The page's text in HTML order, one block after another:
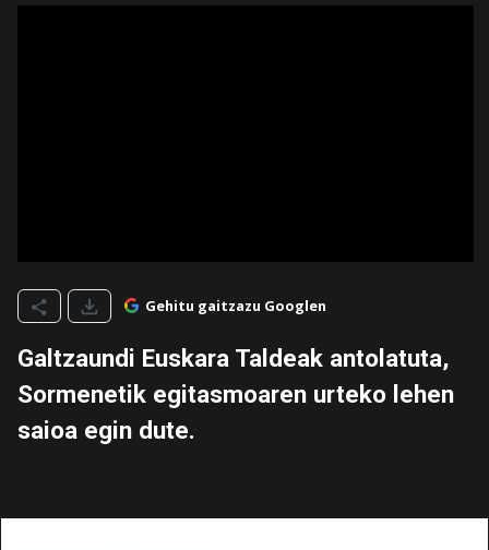
Gehitu gaitzazu Googlen
Galtzaundi Euskara Taldeak antolatuta,
Sormenetik egitasmoaren urteko lehen
saioa egin dute.